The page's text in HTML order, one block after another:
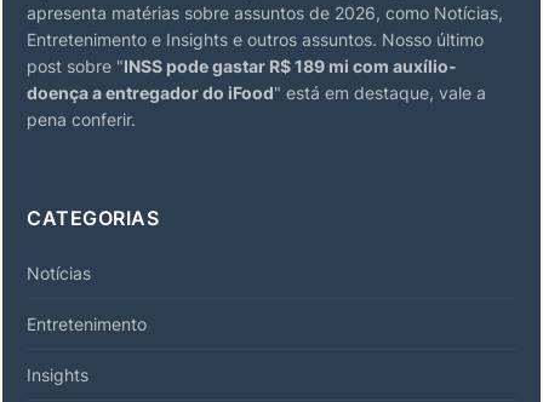
apresenta matérias sobre assuntos de 2026, como Notícias,
Entretenimento e Insights e outros assuntos. Nosso último
post sobre "INSS pode gastar R$ 189 mi com auxílio-
doença a entregador do iFood" está em destaque, vale a
pena conferir.
CATEGORIAS
Notícias
Entretenimento
Insights